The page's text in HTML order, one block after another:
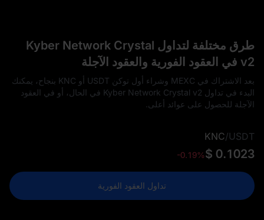
طرق مختلفة لتداول Kyber Network Crystal
v2 في العقود الفورية والعقود الآجلة
بعد الاشتراك في MEXC وشراء أول توكن USDT أو KNC بنجاح، يمكنك
البدء في تداول Kyber Network Crystal v2 في الحال، أو في العقود
الآجلة للحصول على عوائد أعلى.
KNC/USDT
$ 0.1023
-0.19%
تداول العقود الفورية